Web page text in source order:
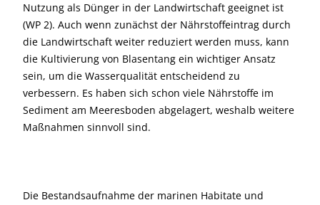
Nutzung als Dünger in der Landwirtschaft geeignet ist
(WP 2). Auch wenn zunächst der Nährstoffeintrag durch
die Landwirtschaft weiter reduziert werden muss, kann
die Kultivierung von Blasentang ein wichtiger Ansatz
sein, um die Wasserqualität entscheidend zu
verbessern. Es haben sich schon viele Nährstoffe im
Sediment am Meeresboden abgelagert, weshalb weitere
Maßnahmen sinnvoll sind.
Die Bestandsaufnahme der marinen Habitate und